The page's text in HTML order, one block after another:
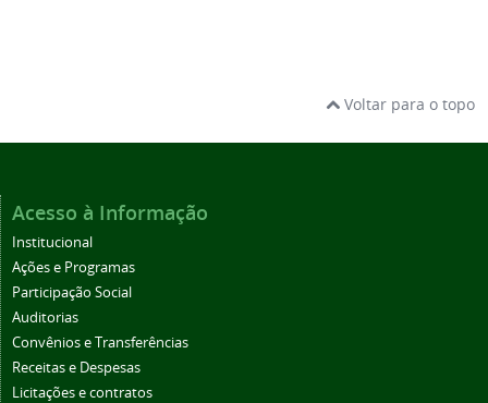
Voltar para o topo
Acesso à Informação
Institucional
Ações e Programas
Participação Social
Auditorias
Convênios e Transferências
Receitas e Despesas
Licitações e contratos